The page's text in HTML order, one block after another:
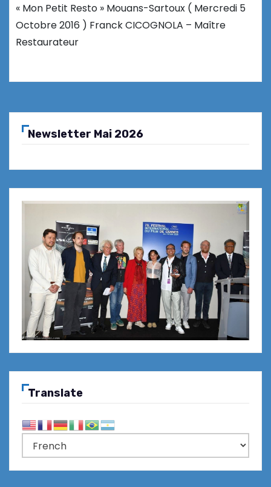
« Mon Petit Resto » Mouans-Sartoux ( Mercredi 5
Octobre 2016 ) Franck CICOGNOLA – Maître
Restaurateur
Newsletter Mai 2026
Translate